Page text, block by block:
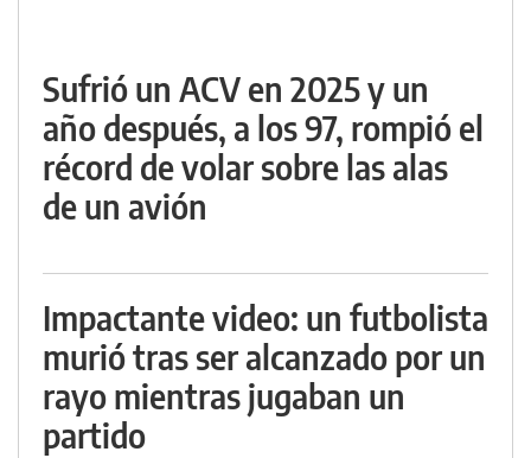
Sufrió un ACV en 2025 y un
año después, a los 97, rompió el
récord de volar sobre las alas
de un avión
Impactante video: un futbolista
murió tras ser alcanzado por un
rayo mientras jugaban un
partido